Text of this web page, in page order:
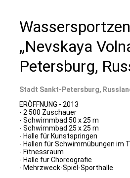
„Nevskaya
Petersburg,
Stadt Sankt-Petersburg,
ERÖFFNUNG - 2013
- 2 500 Zuschauer
- Schwimmbad 50 х 25 m
- Schwimmbad 25 х 25 m
- Halle für Kunstspringen
- Hallen für Schwimmübungen im
- Fitnessraum
- Halle für Choreografie
- Mehrzweck-Spiel-Sporthalle